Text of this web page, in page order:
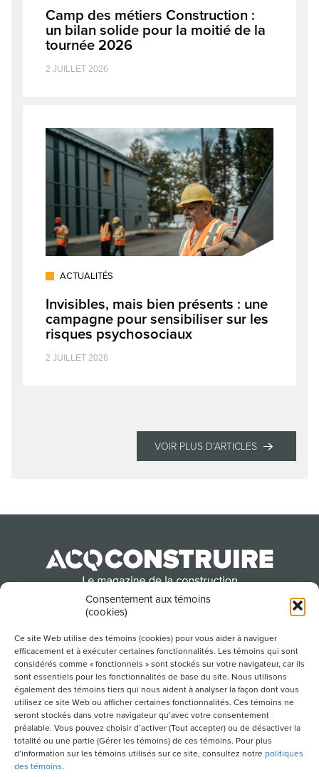
Consentement aux témoins
(cookies)
Ce site Web utilise des témoins (cookies) pour vous aider à naviguer
efficacement et à exécuter certaines fonctionnalités. Les témoins qui sont
considérés comme « fonctionnels » sont stockés sur votre navigateur, car ils
sont essentiels pour les fonctionnalités de base du site. Nous utilisons
également des témoins tiers qui nous aident à analyser la façon dont vous
utilisez ce site Web ou afficher certaines fonctionnalités. Ces témoins ne
seront stockés dans votre navigateur qu’avec votre consentement
préalable. Vous pouvez choisir d’activer (Tout accepter) ou de désactiver la
totalité ou une partie (Gérer les témoins) de ces témoins. Pour plus
d’information sur les témoins utilisés sur ce site, consultez notre politiques
des témoins.
Camp des métiers Construction :
un bilan solide pour la moitié de la
tournée 2026
2 JUILLET 2026
ACTUALITÉS
Invisibles, mais bien présents : une
campagne pour sensibiliser sur les
risques psychosociaux
2 JUILLET 2026
VOIR PLUS D'ARTICLES
Québec
POUR S’ABONNER À NOTRE INFOLETTRE
LIENS UTILES